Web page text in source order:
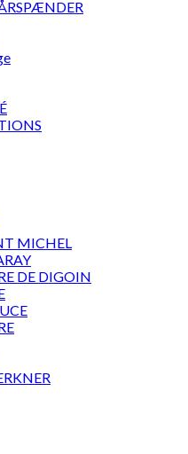
MICHEL
DE DIGOIN